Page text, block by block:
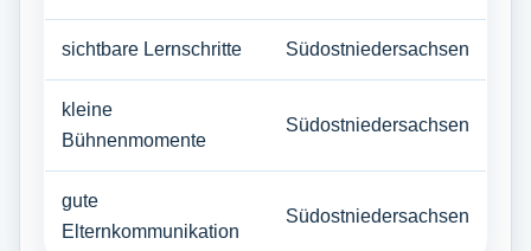
sichtbare Lernschritte Südostniedersachsen
kleine
Bühnenmomente
Südostniedersachsen
gute
Elternkommunikation
Südostniedersachsen